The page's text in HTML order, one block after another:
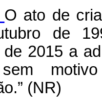
O ato de
de
de 2015 a
sem
(NR)